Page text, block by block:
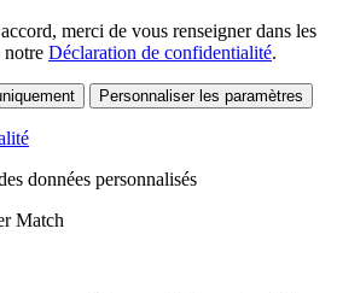
merci de vous renseigner dans les
notre Déclaration de confidentialité.
Personnaliser les paramètres
données personnalisés
Match